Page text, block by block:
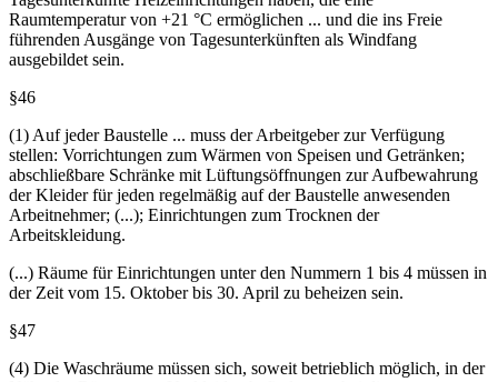
(4) In der Zeit vom 15. Oktober bis 30. April müssen
Tagesunterkünfte Heizeinrichtungen haben, die eine
Raumtemperatur von +21 °C ermöglichen ... und die ins Freie
ausgebildet sein.
§46
(1) Auf jeder Baustelle ... muss der Arbeitgeber zur Verfügung
stellen: Vorrichtungen zum Wärmen von Speisen und Getränken;
abschließbare Schränke mit Lüftungsöffnungen zur Aufbewahrung
der Kleider für jeden regelmäßig auf der Baustelle anwesenden
Arbeitskleidung.
der Zeit vom 15. Oktober bis 30. April zu beheizen sein.
§47